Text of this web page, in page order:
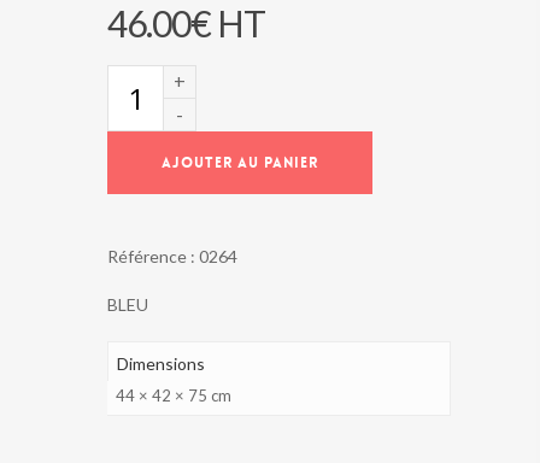
46.00€ HT
TABOURET
AJOUTER AU PANIER
Référence : 0264
BLEU
Dimensions
44 × 42 × 75 cm